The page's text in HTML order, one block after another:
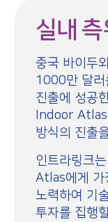
실내
중국 바이두
1000만 달러
진출에 성공
Indoor Atlas
방식의 진출
인트라링크
Atlas에게 가
노력하여 기
투자를 집행